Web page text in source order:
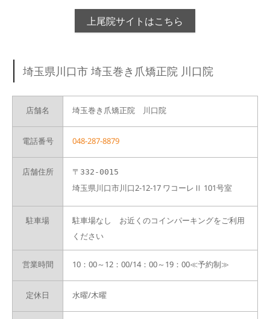
上尾院サイトはこちら
埼玉県川口市 埼玉巻き爪矯正院 川口院
店舗名 埼玉巻き爪矯正院 川口院
電話番号 048-287-8879
店舗住所 〒332-0015
埼玉県川口市川口2-12-17 ワコーレⅡ 101号室
駐車場
駐車場なし お近くのコインパーキングをご利用
ください
営業時間 10：00～12：00/14：00～19：00≪予約制≫
定休日 水曜/木曜